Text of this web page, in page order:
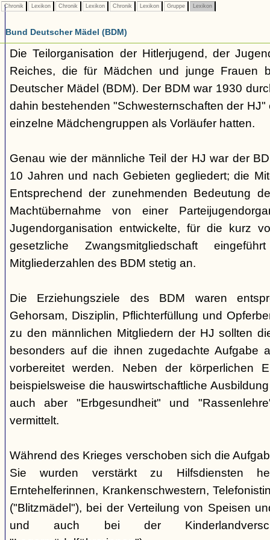
Chronik Lexikon Chronik Lexikon Chronik Lexikon Gruppe Lexikon
Bund Deutscher Mädel (BDM)
Die Teilorganisation der Hitlerjugend, der
Reiches, die für Mädchen und junge Frauen
Deutscher Mädel (BDM). Der BDM war 1930
dahin bestehenden "Schwesternschaften der
einzelne Mädchengruppen als Vorläufer hatten.
Genau wie der männliche Teil der HJ war der
10 Jahren und nach Gebieten gegliedert; die
Entsprechend der zunehmenden Bedeutung
Machtübernahme von einer
Jugendorganisation entwickelte, für die kurz
gesetzliche Zwangsmitgliedschaft
Mitgliederzahlen des BDM stetig an.
Die Erziehungsziele des BDM waren
Gehorsam, Disziplin, Pflichterfüllung und
zu den männlichen Mitgliedern der HJ sollten
besonders auf die ihnen zugedachte Aufgabe
vorbereitet werden. Neben der körperlichen
beispielsweise die hauswirtschaftliche
auch aber "Erbgesundheit" und
vermittelt.
Während des Krieges verschoben sich die
Sie wurden verstärkt zu Hilfsdiensten
Erntehelferinnen, Krankenschwestern,
("Blitzmädel"), bei der Verteilung von Speisen
und auch bei der